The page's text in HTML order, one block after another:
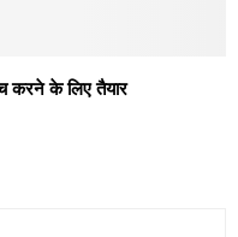
करने के लिए तैयार